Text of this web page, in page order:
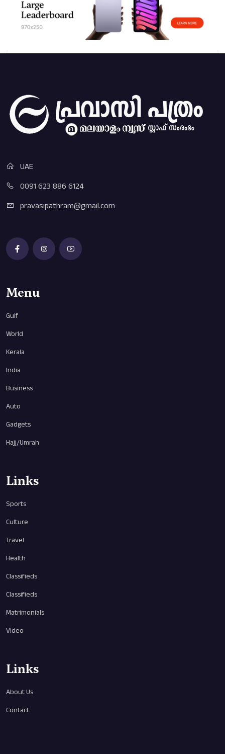
UAE
0091 623 886 6124
pravasipathram@gmail.com
Menu
Gulf
World
Kerala
India
Business
Auto
Gadgets
Hajj/Umrah
Links
Sports
Culture
Travel
Health
Classifieds
Classifieds
Matrimonials
Video
Links
About Us
Contact